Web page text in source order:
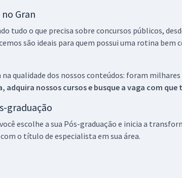
Gran
tudo o que precisa sobre concursos públicos,
são ideais para quem possui uma rotina
qualidade dos nossos conteúdos: foram milhares
adquira nossos cursos e busque a vaga com
graduação
escolhe a sua Pós-graduação e inicia a
o título de especialista em sua área.